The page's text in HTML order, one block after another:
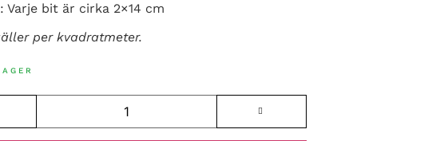
Varje bit är cirka 2×14 cm
per kvadratmeter.